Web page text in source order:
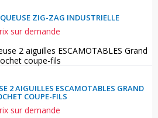
ZIG-ZAG INDUSTRIELLE
sur demande
2 AIGUILLES ESCAMOTABLES GRAND
COUPE-FILS
sur demande